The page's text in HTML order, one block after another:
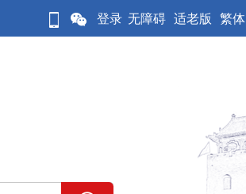
登录 无障碍 适老版 繁体